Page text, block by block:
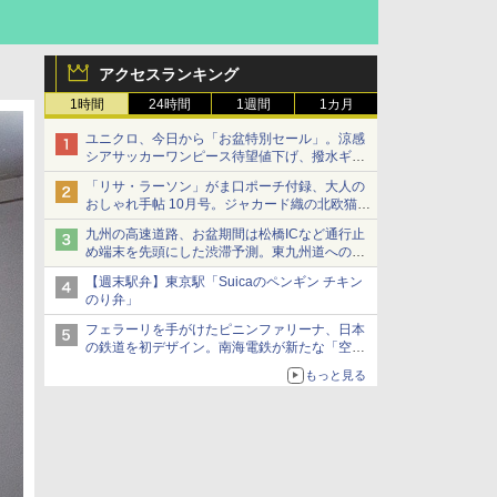
アクセスランキング
1時間 24時間 1週間 1カ月
ユニクロ、今日から「お盆特別セール」。涼感
シアサッカーワンピース待望値下げ、撥水ギア
ショーツは1990円に
「リサ・ラーソン」がま口ポーチ付録、大人の
おしゃれ手帖 10月号。ジャカード織の北欧猫デ
ザイン
九州の高速道路、お盆期間は松橋ICなど通行止
め端末を先頭にした渋滞予測。東九州道への迂
回は料金調整を実施
【週末駅弁】東京駅「Suicaのペンギン チキン
のり弁」
フェラーリを手がけたピニンファリーナ、日本
の鉄道を初デザイン。南海電鉄が新たな「空港
もっと見る